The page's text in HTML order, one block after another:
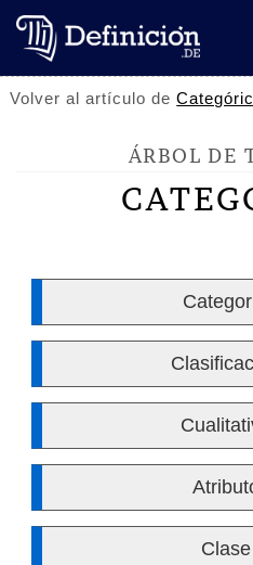
Volver al artículo de
ÁRBOL DE
Clase